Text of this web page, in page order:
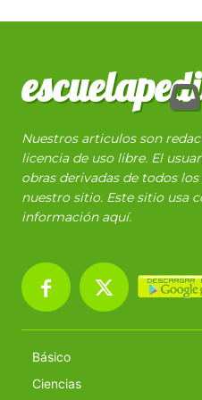
Nuestros articulos son
licencia de uso libre. El
obras derivadas de todos
nuestro sitio. Este sitio usa
información aquí.
Básico
Ciencias